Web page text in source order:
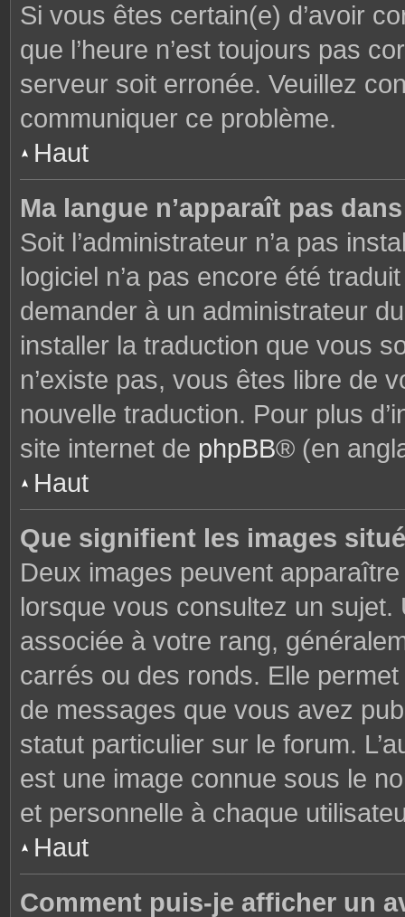
Si vous êtes certain(e) d’avoir
que l’heure n’est toujours pas
serveur soit erronée. Veuillez
communiquer ce problème.
Haut
Ma langue n’apparaît pas
Soit l’administrateur n’a pas
logiciel n’a pas encore été
demander à un administrateur
installer la traduction que vous
n’existe pas, vous êtes libre de
nouvelle traduction. Pour plus
site internet de phpBB® (en
Haut
Que signifient les images
Deux images peuvent
lorsque vous consultez un sujet.
associée à votre rang,
carrés ou des ronds. Elle
de messages que vous avez
statut particulier sur le forum.
est une image connue sous le
et personnelle à chaque
Haut
Comment puis-je afficher un